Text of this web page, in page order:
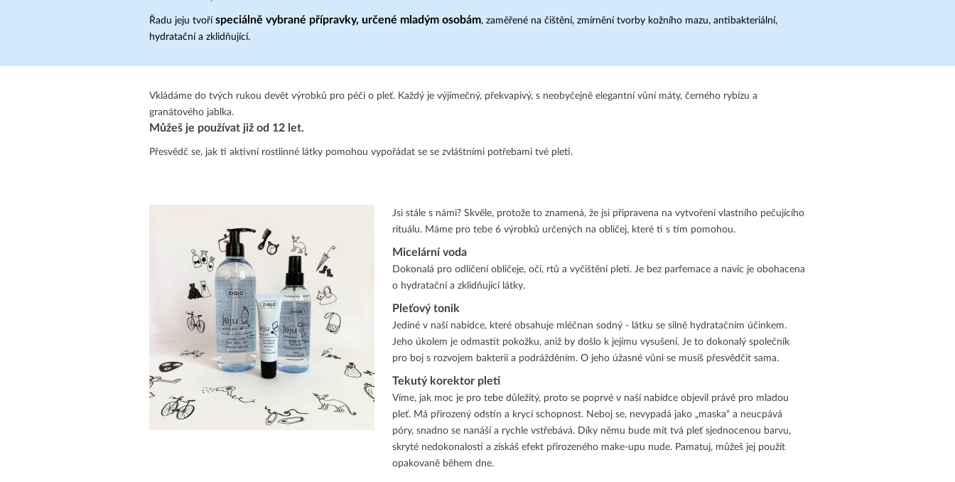
Řadu jeju tvoří speciálně vybrané přípravky, určené mladým osobám, zaměřené na čištění, zmírnění tvorby kožního mazu, antibakteriální,
hydratační a zklidňující.
Vkládáme do tvých rukou devět výrobků pro péči o pleť. Každý je výjimečný, překvapivý, s neobyčejně elegantní vůní máty, černého rybízu a
granátového jablka.
Můžeš je používat již od 12 let.
Přesvědč se, jak ti aktivní rostlinné látky pomohou vypořádat se se zvláštními potřebami tvé pleti.
Jsi stále s námi? Skvěle, protože to znamená, že jsi připravena na vytvoření vlastního pečujícího
rituálu. Máme pro tebe 6 výrobků určených na obličej, které ti s tím pomohou.
Micelární voda
Dokonalá pro odlíčení obličeje, očí, rtů a vyčištění pleti. Je bez parfemace a navíc je obohacena
o hydratační a zklidňující látky.
Pleťový tonik
Jediné v naší nabídce, které obsahuje mléčnan sodný - látku se silně hydratačním účinkem.
Jeho úkolem je odmastit pokožku, aniž by došlo k jejímu vysušení. Je to dokonalý společník
pro boj s rozvojem bakterií a podrážděním. O jeho úžasné vůni se musíš přesvědčit sama.
Tekutý korektor pleti
Víme, jak moc je pro tebe důležitý, proto se poprvé v naší nabídce objevil právě pro mladou
pleť. Má přirozený odstín a krycí schopnost. Neboj se, nevypadá jako „maska“ a neucpává
póry, snadno se nanáší a rychle vstřebává. Díky němu bude mít tvá pleť sjednocenou barvu,
skryté nedokonalosti a získáš efekt přirozeného make-upu nude. Pamatuj, můžeš jej použít
opakovaně během dne.